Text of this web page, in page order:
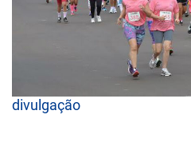
divulgação